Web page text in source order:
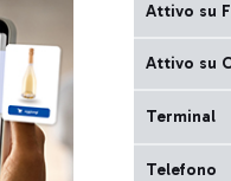
Attivo su
Attivo su
Terminal
Telefono